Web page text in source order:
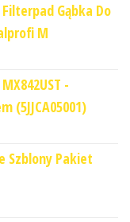
Gąbka Do
M
-
(5JJCA05001)
Szblony Pakiet